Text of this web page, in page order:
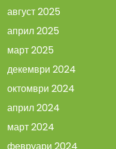
август 2025
април 2025
март 2025
декември 2024
октомври 2024
април 2024
март 2024